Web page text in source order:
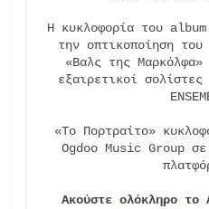
Η κυκλοφορία του
την οπτικοποίηση του
«Βαλς της
εξαιρετικοί
«Το Πορτραίτο»
Ogdoo Music Group